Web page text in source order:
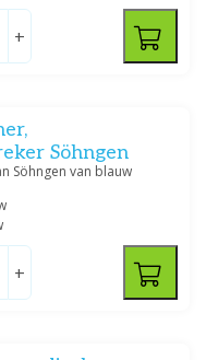
+
Söhngen
Söhngen van blauw
+